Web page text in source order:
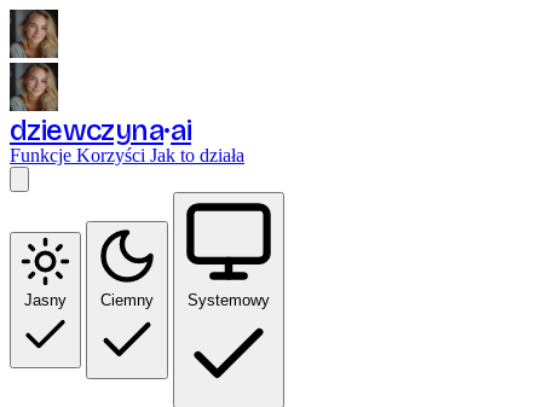
dziewczyna ai
Funkcje Korzyści Jak to działa
Jasny Ciemny Systemowy